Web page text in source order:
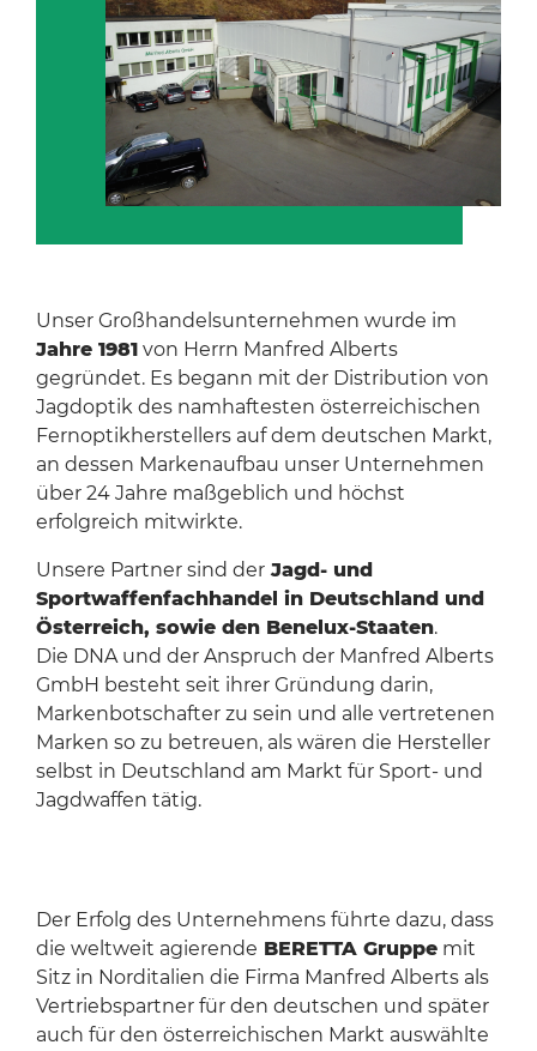
Unser Großhandelsunternehmen wurde im
Jahre 1981 von Herrn Manfred Alberts
gegründet. Es begann mit der Distribution von
Jagdoptik des namhaftesten österreichischen
Fernoptikherstellers auf dem deutschen Markt,
an dessen Markenaufbau unser Unternehmen
über 24 Jahre maßgeblich und höchst
erfolgreich mitwirkte.
Unsere Partner sind der Jagd- und
Sportwaffenfachhandel in Deutschland und
Österreich, sowie den Benelux-Staaten.
Die DNA und der Anspruch der Manfred Alberts
GmbH besteht seit ihrer Gründung darin,
Markenbotschafter zu sein und alle vertretenen
Marken so zu betreuen, als wären die Hersteller
selbst in Deutschland am Markt für Sport- und
Jagdwaffen tätig.
Der Erfolg des Unternehmens führte dazu, dass
die weltweit agierende BERETTA Gruppe mit
Sitz in Norditalien die Firma Manfred Alberts als
Vertriebspartner für den deutschen und später
auch für den österreichischen Markt auswählte